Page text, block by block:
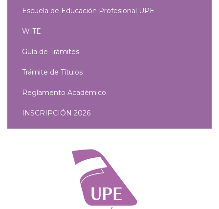
Escuela de Educación Profesional UPE
WITE
Guía de Trámites
Trámite de Títulos
Reglamento Académico
INSCRIPCIÓN 2026